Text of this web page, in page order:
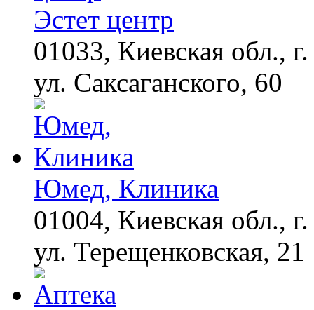
"Потеряли стыд в
погоне за "Диором":
Поплавская вмазала
семейке Плющенко
Эстет центр
01033, Киевская обл.,
ул. Саксаганского, 60
Юмед, Клиника
01004, Киевская обл.,
ул. Терещенковская, 21